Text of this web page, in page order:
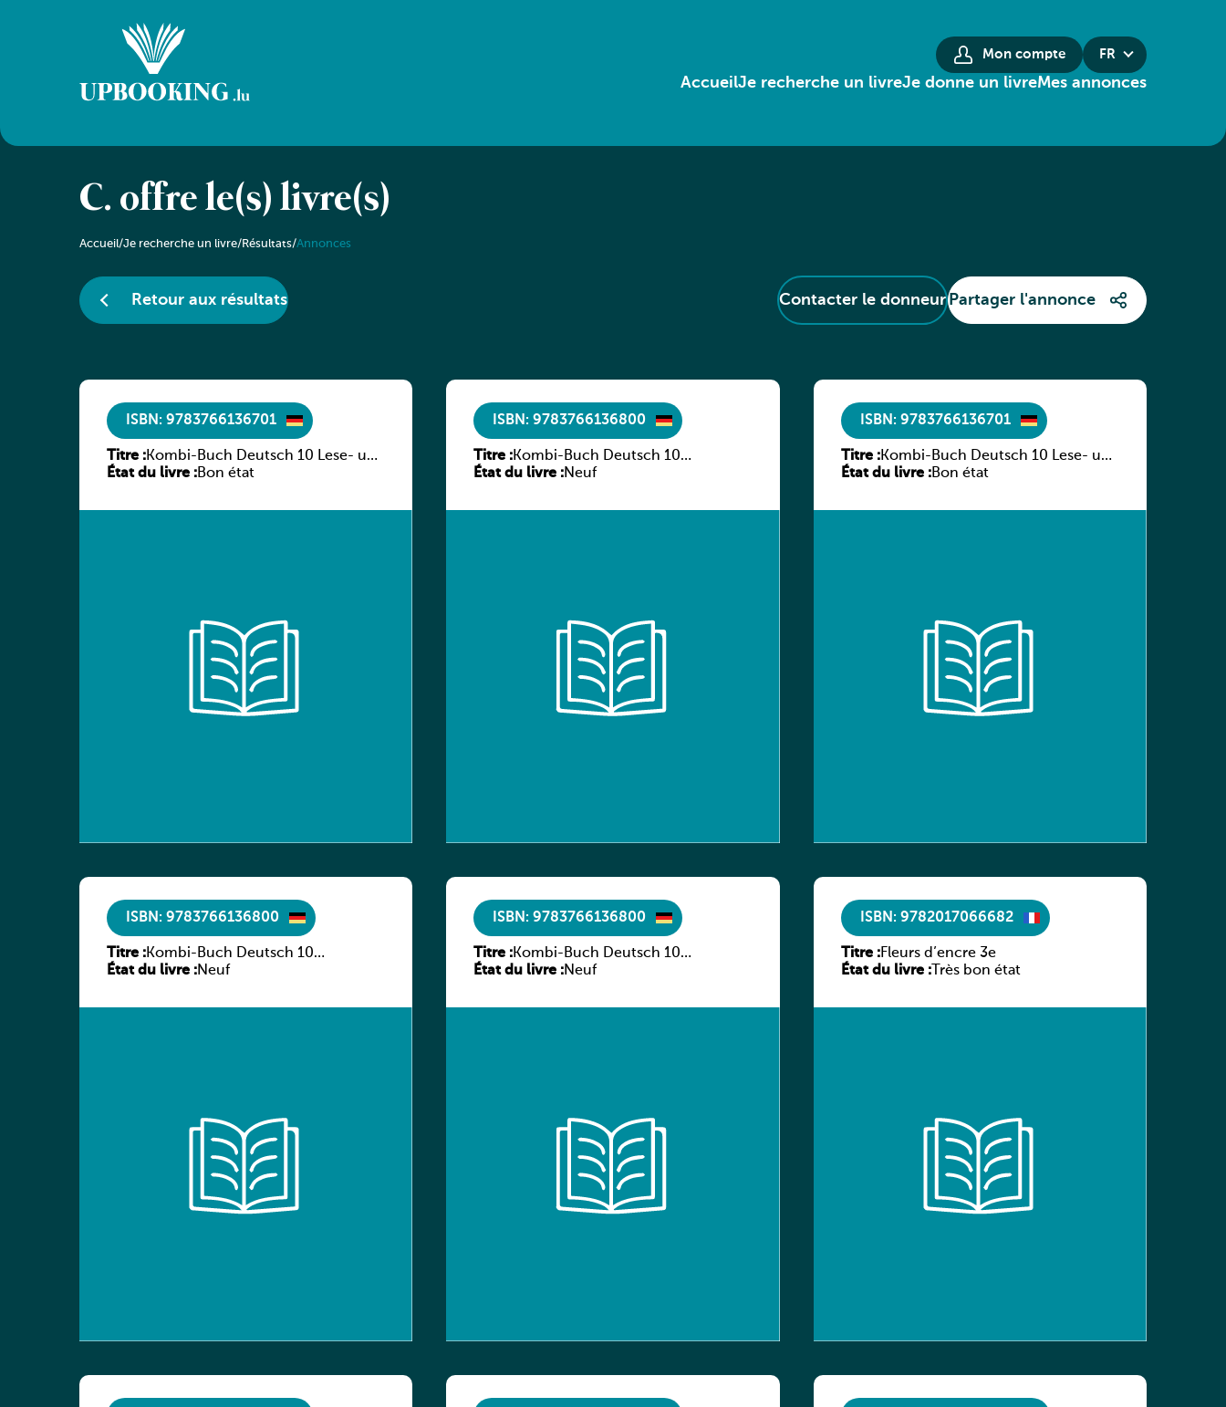
Mon compte FR
AccueilJe recherche un livreJe donne un livreMes annonces
C. offre le(s) livre(s)
Accueil/Je recherche un livre/Résultats/Annonces
Retour aux résultats Contacter le donneur Partager l'annonce
ISBN: 9783766136701
Titre :Kombi-Buch Deutsch 10 Lese- und
Sprachbuch
État du livre :Bon état
ISBN: 9783766136800
Titre :Kombi-Buch Deutsch 10
Arbeitsheft
État du livre :Neuf
ISBN: 9783766136701
Titre :Kombi-Buch Deutsch 10 Lese- und
Sprachbuch
État du livre :Bon état
ISBN: 9783766136800
Titre :Kombi-Buch Deutsch 10
Arbeitsheft
État du livre :Neuf
ISBN: 9783766136800
Titre :Kombi-Buch Deutsch 10
Arbeitsheft
État du livre :Neuf
ISBN: 9782017066682
Titre :Fleurs d’encre 3e
État du livre :Très bon état